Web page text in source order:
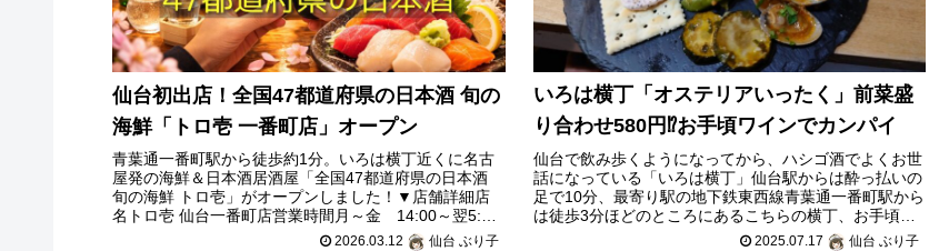
仙台初出店！全国47都道府県の日本酒 旬の
海鮮「トロ壱 一番町店」オープン
青葉通一番町駅から徒歩約1分。いろは横丁近くに名古
屋発の海鮮＆日本酒居酒屋「全国47都道府県の日本酒
旬の海鮮 トロ壱」がオープンしました！▼店舗詳細店
名トロ壱 仙台一番町店営業時間月～金 14:00～翌5:00
2026.03.12 仙台 ぶり子
いろは横丁「オステリアいったく」前菜盛
り合わせ580円⁉お手頃ワインでカンパイ
仙台で飲み歩くようになってから、ハシゴ酒でよくお世
話になっている「いろは横丁」仙台駅からは酔っ払いの
足で10分、最寄り駅の地下鉄東西線青葉通一番町駅から
は徒歩3分ほどのところにあるこちらの横丁、お手頃価
格なのにお料理がおいしい個人のお店が多
2025.07.17 仙台 ぶり子